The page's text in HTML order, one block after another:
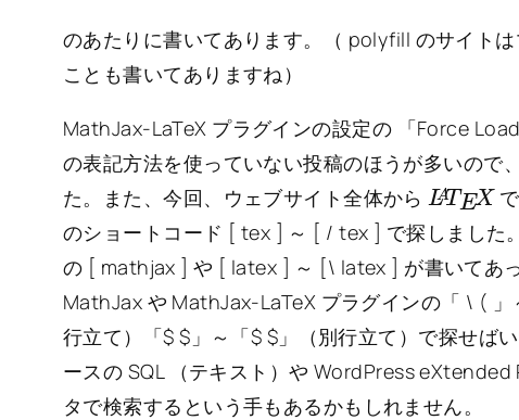
のあたりに書いてあります。（ polyfill のサイト
ことも書いてありますね）
MathJax-LaTeX プラグインの設定の 「Force
の表記方法を使っていない投稿のほうが多いので
た。また、今回、ウェブサイト全体から LATE
X
のショートコード [ tex ] ～ [ / tex ] で探しました
の [ mathjax ] や [ latex ] ～ [\ latex ] が書いてあ
MathJax や MathJax-LaTeX プラグインの「 \ (
行立て）「$ $」～「$ $」（別行立て）で探せば
ースの SQL （テキスト）や WordPress
タで検索するという手もあるかもしれません。